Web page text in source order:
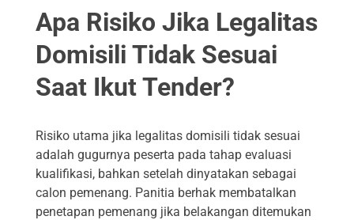
Apa Risiko Jika Legalitas
Domisili Tidak Sesuai
Saat Ikut Tender?
Risiko utama jika legalitas domisili tidak sesuai
adalah gugurnya peserta pada tahap evaluasi
kualifikasi, bahkan setelah dinyatakan sebagai
calon pemenang. Panitia berhak membatalkan
penetapan pemenang jika belakangan ditemukan